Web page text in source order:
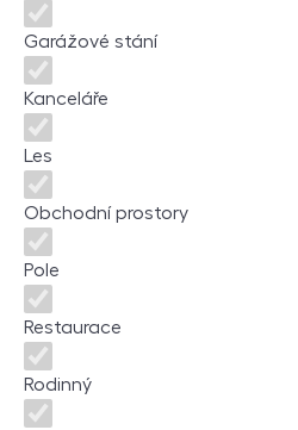
Garážové stání
Kanceláře
Les
Obchodní prostory
Pole
Restaurace
Rodinný